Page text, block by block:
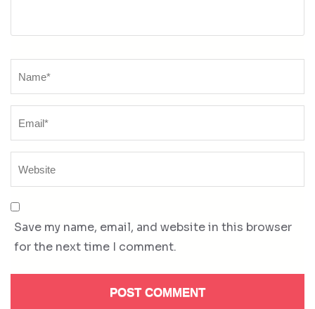
Save my name, email, and website in this browser
for the next time I comment.